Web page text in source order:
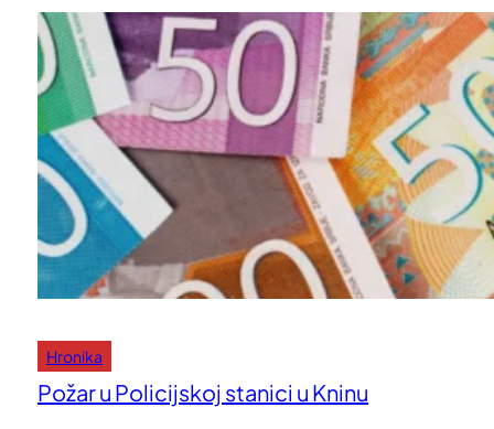
Hronika
Požar u Policijskoj stanici u Kninu